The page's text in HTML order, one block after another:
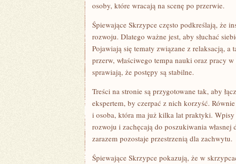
osoby, które wracają na scenę po przerwie.
Śpiewające Skrzypce często podkreślają, że
rozwoju. Dlatego ważne jest, aby słuchać
Pojawiają się tematy związane z relaksacją,
przerw, właściwego tempa nauki oraz pracy
sprawiają, że postępy są stabilne.
Treści na stronie są przygotowane tak, aby
ekspertem, by czerpać z nich korzyść.
i osoba, która ma już kilka lat praktyki.
rozwoju i zachęcają do poszukiwania
zarazem pozostaje przestrzenią dla zachwytu.
Śpiewające Skrzypce pokazują, że w